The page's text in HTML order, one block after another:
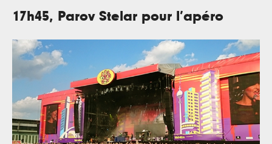
17h45, Parov Stelar pour l’apéro